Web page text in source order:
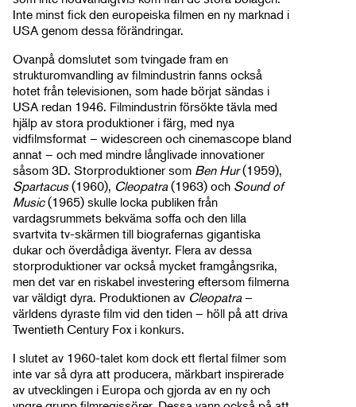
Inte minst fick den europeiska filmen en ny marknad i
USA genom dessa förändringar.
Ovanpå domslutet som tvingade fram en
strukturomvandling av filmindustrin fanns också
hotet från televisionen, som hade börjat sändas i
USA redan 1946. Filmindustrin försökte tävla med
hjälp av stora produktioner i färg, med nya
vidfilmsformat – widescreen och cinemascope bland
annat – och med mindre långlivade innovationer
såsom 3D. Storproduktioner som Ben Hur(1959),
Spartacus(1960), Cleopatra(1963) och Sound of
Music(1965) skulle locka publiken från
vardagsrummets bekväma soffa och den lilla
svartvita tv-skärmen till biografernas gigantiska
dukar och överdådiga äventyr. Flera av dessa
storproduktioner var också mycket framgångsrika,
men det var en riskabel investering eftersom filmerna
var väldigt dyra. Produktionen av Cleopatra–
världens dyraste film vid den tiden – höll på att driva
Twentieth Century Fox i konkurs.
I slutet av 1960-talet kom dock ett flertal filmer som
inte var så dyra att producera, märkbart inspirerade
av utvecklingen i Europa och gjorda av en ny och